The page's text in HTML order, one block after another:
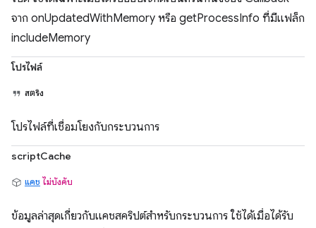
จาก onUpdatedWithMemory หรือ getProcessInfo ที่มีแฟล็ก
includeMemory
โปรไฟล์
สตริง
โปรไฟล์ที่เชื่อมโยงกับกระบวนการ
scriptCache
แคช ไม่บังคับ
ข้อมูลล่าสุดเกี่ยวกับแคชสคริปต์สำหรับกระบวนการ ใช้ได้เมื่อได้รับ